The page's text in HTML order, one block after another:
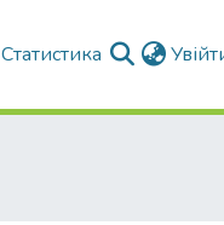
Статистика